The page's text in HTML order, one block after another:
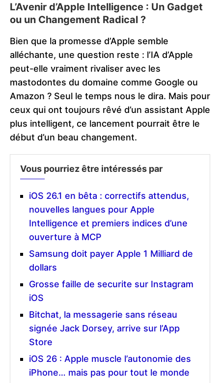
L’Avenir d’Apple Intelligence : Un Gadget
ou un Changement Radical ?
Bien que la promesse d’Apple semble
alléchante, une question reste : l’IA d’Apple
peut-elle vraiment rivaliser avec les
mastodontes du domaine comme Google ou
Amazon ? Seul le temps nous le dira. Mais pour
ceux qui ont toujours rêvé d’un assistant Apple
plus intelligent, ce lancement pourrait être le
début d’un beau changement.
Vous pourriez être intéressés par
iOS 26.1 en bêta : correctifs attendus,
nouvelles langues pour Apple
Intelligence et premiers indices d’une
ouverture à MCP
Samsung doit payer Apple 1 Milliard de
dollars
Grosse faille de securite sur Instagram
iOS
Bitchat, la messagerie sans réseau
signée Jack Dorsey, arrive sur l’App
Store
iOS 26 : Apple muscle l’autonomie des
iPhone… mais pas pour tout le monde